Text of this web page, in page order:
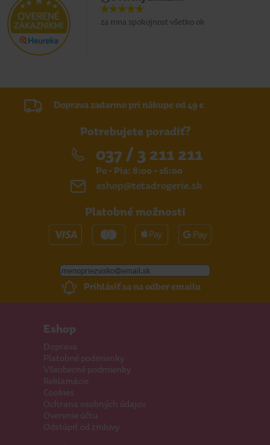
za mna spokojnost všetko ok
Doprava zadarmo pri nákupe od 49 €
Potrebujete poradiť?
037 / 3 211 211
Po - Pia: 8:00 - 16:00
eshop@tetadrogerie.sk
Platobné možnosti
Prihlásiť sa na odber emailu
Eshop
Doprava
Platobné podmienky
Všeobecné podmienky
Reklamácie
Cookies
Ochrana osobných údajov
Overenie účtu
Odstúpiť od zmluvy